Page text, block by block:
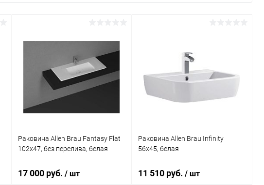
Раковина Allen Brau Fantasy Flat
102x47, без перелива, белая
17 000 руб. / шт
Раковина Allen Brau Infinity
56x45, белая
11 510 руб./ шт